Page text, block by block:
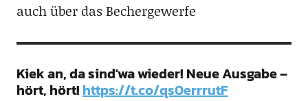
auch über das Bechergewerfe
Kiek an, da sind'wa wieder! Neue Ausgabe –
hört, hört! https://t.co/qs0errrutF